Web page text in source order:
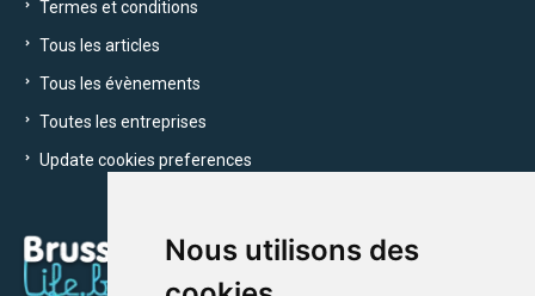
Nous utilisons des
Termes et conditions
Tous les articles
Tous les évènements
Toutes les entreprises
Update cookies preferences